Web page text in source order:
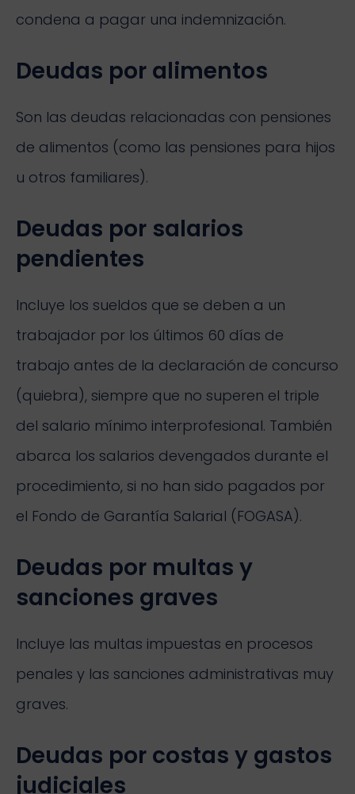
condena a pagar una indemnización.
Deudas por alimentos
Son las deudas relacionadas con pensiones
de alimentos (como las pensiones para hijos
u otros familiares).
Deudas por salarios
pendientes
Incluye los sueldos que se deben a un
trabajador por los últimos 60 días de
trabajo antes de la declaración de concurso
(quiebra), siempre que no superen el triple
del salario mínimo interprofesional. También
abarca los salarios devengados durante el
procedimiento, si no han sido pagados por
el Fondo de Garantía Salarial (FOGASA).
Deudas por multas y
sanciones graves
Incluye las multas impuestas en procesos
penales y las sanciones administrativas muy
graves.
Deudas por costas y gastos
judiciales